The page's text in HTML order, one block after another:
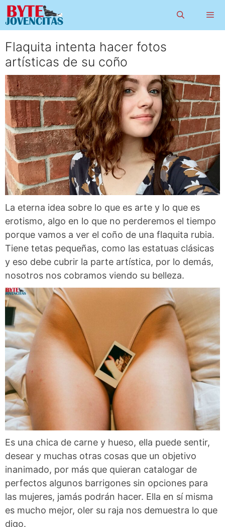
Saltar
al
contenido
Flaquita intenta hacer fotos
artísticas de su coño
La eterna idea sobre lo que es arte y lo que es
erotismo, algo en lo que no perderemos el tiempo
porque vamos a ver el coño de una flaquita rubia.
Tiene tetas pequeñas, como las estatuas clásicas
y eso debe cubrir la parte artística, por lo demás,
nosotros nos cobramos viendo su belleza.
Es una chica de carne y hueso, ella puede sentir,
desear y muchas otras cosas que un objetivo
inanimado, por más que quieran catalogar de
perfectos algunos barrigones sin opciones para
las mujeres, jamás podrán hacer. Ella en sí misma
es mucho mejor, oler su raja nos demuestra lo que
digo.